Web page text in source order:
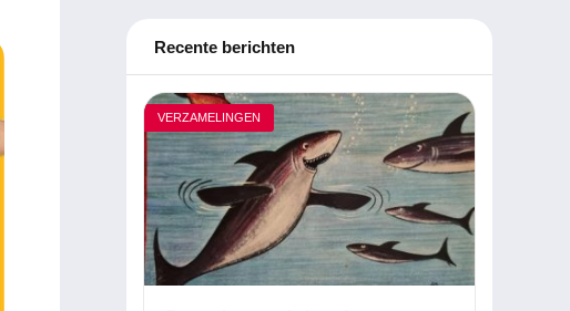
Recente berichten
VERZAMELINGEN